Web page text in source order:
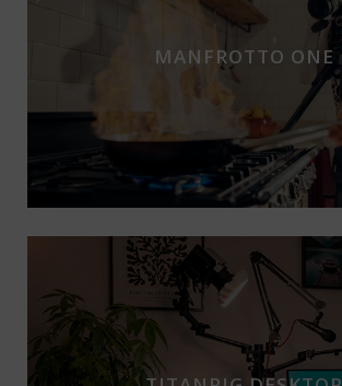
MANFROTTO ONE